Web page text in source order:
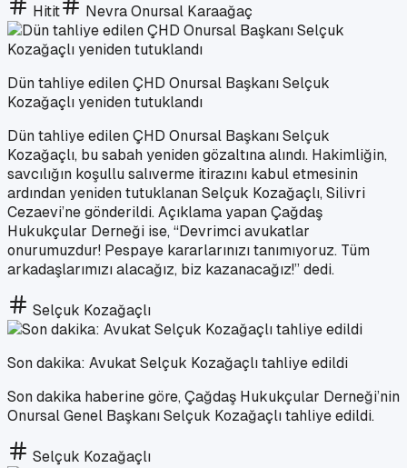
Hitit Nevra Onursal Karaağaç
Dün tahliye edilen ÇHD Onursal Başkanı Selçuk
Kozağaçlı yeniden tutuklandı
Dün tahliye edilen ÇHD Onursal Başkanı Selçuk
Kozağaçlı, bu sabah yeniden gözaltına alındı. Hakimliğin,
savcılığın koşullu salıverme itirazını kabul etmesinin
ardından yeniden tutuklanan Selçuk Kozağaçlı, Silivri
Cezaevi’ne gönderildi. Açıklama yapan Çağdaş
Hukukçular Derneği ise, “Devrimci avukatlar
onurumuzdur! Pespaye kararlarınızı tanımıyoruz. Tüm
arkadaşlarımızı alacağız, biz kazanacağız!” dedi.
Selçuk Kozağaçlı
Son dakika: Avukat Selçuk Kozağaçlı tahliye edildi
Son dakika haberine göre, Çağdaş Hukukçular Derneği’nin
Onursal Genel Başkanı Selçuk Kozağaçlı tahliye edildi.
Selçuk Kozağaçlı